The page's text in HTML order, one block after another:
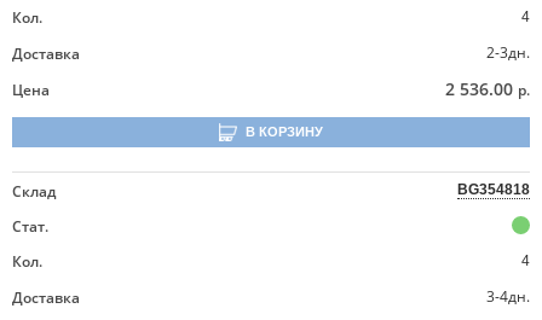
Кол.
4
Доставка
2-3дн.
Цена
2 536.00 р.
В КОРЗИНУ
Склад BG354818
Стат.
Кол.
4
Доставка
3-4дн.